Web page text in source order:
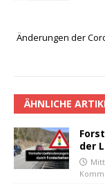
Änderungen der
ÄHNLICHE
der